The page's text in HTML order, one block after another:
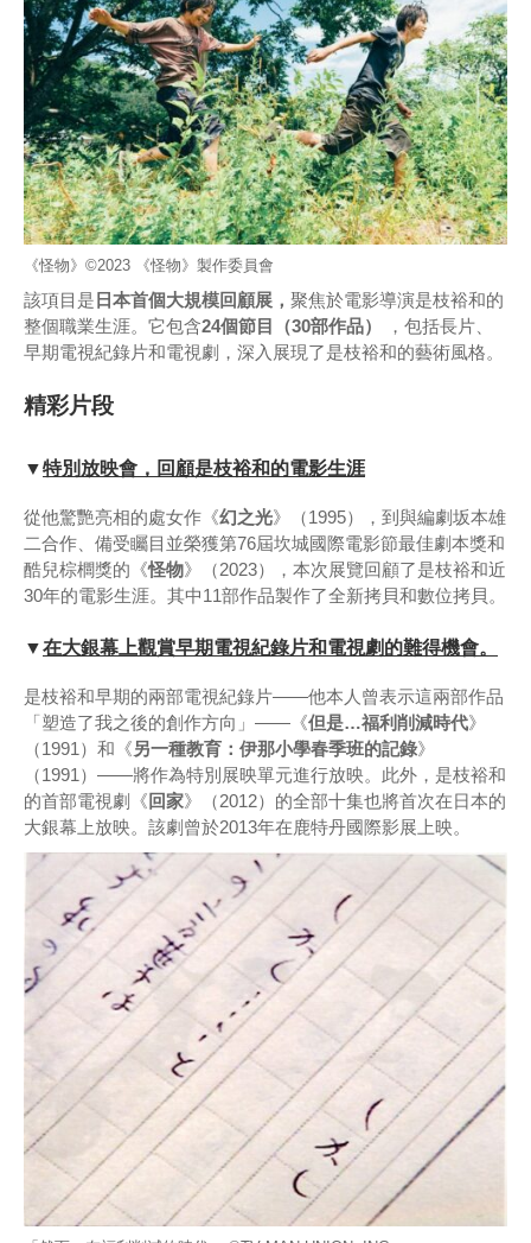
《怪物》©2023 《怪物》製作委員會
該項目是 日本首個大規模回顧展， 聚焦於電影導演是枝裕和的
整個職業生涯。它包含24個節目（30部作品）
，包括長片、
早期電視紀錄片和電視劇，深入展現了是枝裕和的藝術風格。
精彩片段
▼特別放映會，回顧是枝裕和的電影生涯
從他驚艷亮相的處女作《幻之光》（1995），到與編劇坂本雄
二合作、備受矚目並榮獲第76屆坎城國際電影節最佳劇本獎和
酷兒棕櫚獎的《怪物》（2023），本次展覽回顧了是枝裕和近
30年的電影生涯。其中11部作品製作了全新拷貝和數位拷貝。
▼在大銀幕上觀賞早期電視紀錄片和電視劇的難得機會。
是枝裕和早期的兩部電視紀錄片——他本人曾表示這兩部作品
「塑造了我之後的創作方向」——《但是…福利削減時代》
（1991）和《另一種教育：伊那小學春季班的記錄》
（1991）——將作為特別展映單元進行放映。此外，是枝裕和
的首部電視劇《 回家》（2012）的全部十集也將首次在日本的
大銀幕上放映。該劇曾於2013年在鹿特丹國際影展上映。